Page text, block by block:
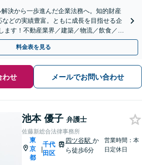
解決から一歩進んだ企業法務へ。知的財産
どの実績豊富。ともに成長を目指せる企
ます！不動産業界／建築／物流／飲食／小
広く対応
料金表を見る
わせ メールでお問い合わせ
池本 優子 弁護士
佐藤新総合法律事務所
東
京
都
|
千代
田区
四ツ谷駅か
ら徒歩6分
営業時間：本
日定休日